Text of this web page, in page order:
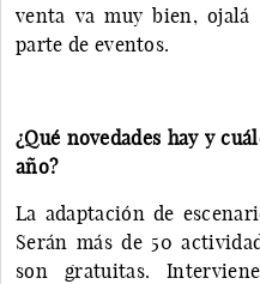
venta va muy bien, ojalá
parte de eventos.
¿Qué novedades hay y
año?
La adaptación de
Serán más de 50
son gratuitas.